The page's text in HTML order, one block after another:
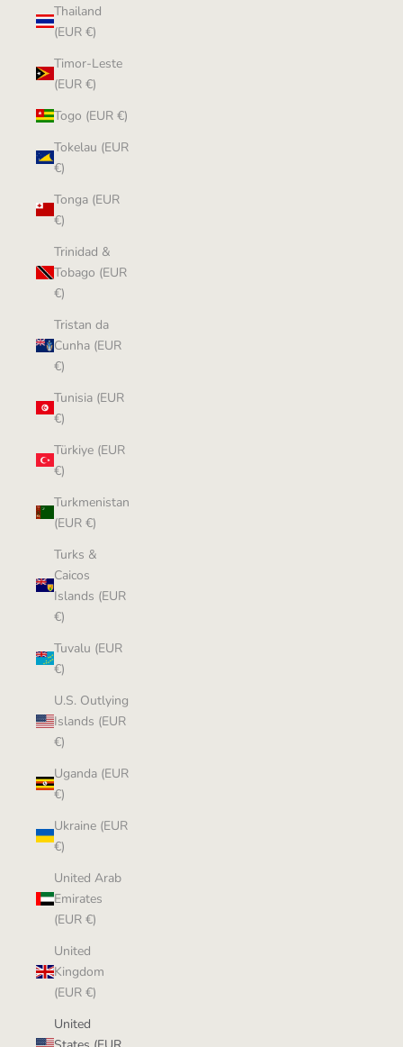
Thailand
(EUR €)
Timor-Leste
(EUR €)
Togo (EUR €)
Tokelau (EUR
€)
Tonga (EUR
€)
Trinidad &
Tobago (EUR
€)
Tristan da
Cunha (EUR
€)
Tunisia (EUR
€)
Türkiye (EUR
€)
Turkmenistan
(EUR €)
Turks &
Caicos
Islands (EUR
€)
Tuvalu (EUR
€)
U.S. Outlying
Islands (EUR
€)
Uganda (EUR
€)
Ukraine (EUR
€)
United Arab
Emirates
(EUR €)
United
Kingdom
(EUR €)
United